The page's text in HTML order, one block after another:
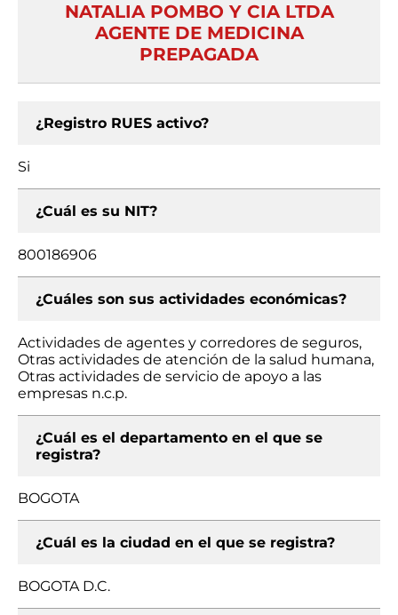
NATALIA POMBO Y CIA LTDA
AGENTE DE MEDICINA
PREPAGADA
¿Registro RUES activo?
Si
¿Cuál es su NIT?
800186906
¿Cuáles son sus actividades económicas?
Actividades de agentes y corredores de seguros,
Otras actividades de atención de la salud humana,
Otras actividades de servicio de apoyo a las
empresas n.c.p.
¿Cuál es el departamento en el que se
registra?
BOGOTA
¿Cuál es la ciudad en el que se registra?
BOGOTA D.C.